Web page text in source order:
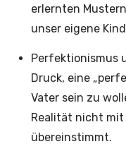
erlernten
unser eigene
Perfektionismus
Druck, eine
Vater sein zu
Realität nicht
übereinstimmt.